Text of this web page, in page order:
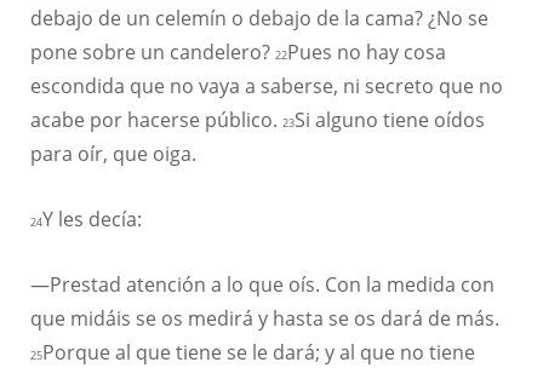
debajo de un celemín o debajo de la cama? ¿No se
pone sobre un candelero? 22Pues no hay cosa
escondida que no vaya a saberse, ni secreto que no
acabe por hacerse público. 23Si alguno tiene oídos
para oír, que oiga.
24Y les decía:
—Prestad atención a lo que oís. Con la medida con
que midáis se os medirá y hasta se os dará de más.
25Porque al que tiene se le dará; y al que no tiene